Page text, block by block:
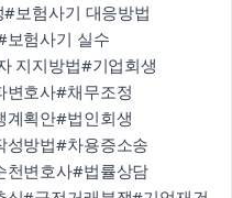
#보험사기 대응방법
보험사기 실수
지지방법#기업회생
변호사#채무조정
계획안#법인회생
성방법#차용증소송
천변호사#법률상담